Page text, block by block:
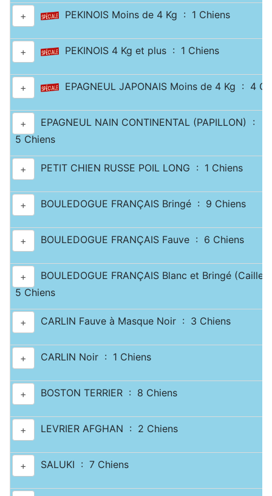
+ PEKINOIS Moins de 4 Kg : 1 Chiens
+ PEKINOIS 4 Kg et plus : 1 Chiens
+ EPAGNEUL JAPONAIS Moins de 4 Kg : 4
+
EPAGNEUL NAIN CONTINENTAL (PAPILLON) :
5 Chiens
+ PETIT CHIEN RUSSE POIL LONG : 1 Chiens
+ BOULEDOGUE FRANÇAIS Bringé : 9 Chiens
+ BOULEDOGUE FRANÇAIS Fauve : 6 Chiens
+
BOULEDOGUE FRANÇAIS Blanc et Bringé
5 Chiens
+ CARLIN Fauve à Masque Noir : 3 Chiens
+ CARLIN Noir : 1 Chiens
+ BOSTON TERRIER : 8 Chiens
+ LEVRIER AFGHAN : 2 Chiens
+ SALUKI : 7 Chiens